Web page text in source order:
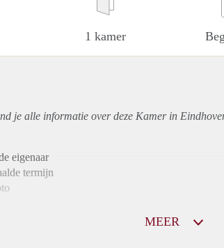
1 kamer
je alle informatie over deze Kamer in
eigenaar
termijn
MEER